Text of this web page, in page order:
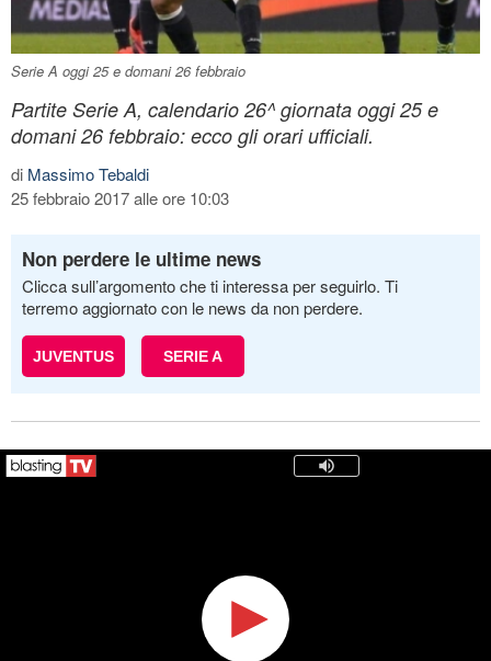
Serie A oggi 25 e domani 26 febbraio
Partite Serie A, calendario 26^ giornata oggi 25 e
domani 26 febbraio: ecco gli orari ufficiali.
di Massimo Tebaldi
25 febbraio 2017 alle ore 10:03
Non perdere le ultime news
Clicca sull’argomento che ti interessa per seguirlo. Ti
terremo aggiornato con le news da non perdere.
JUVENTUS SERIE A